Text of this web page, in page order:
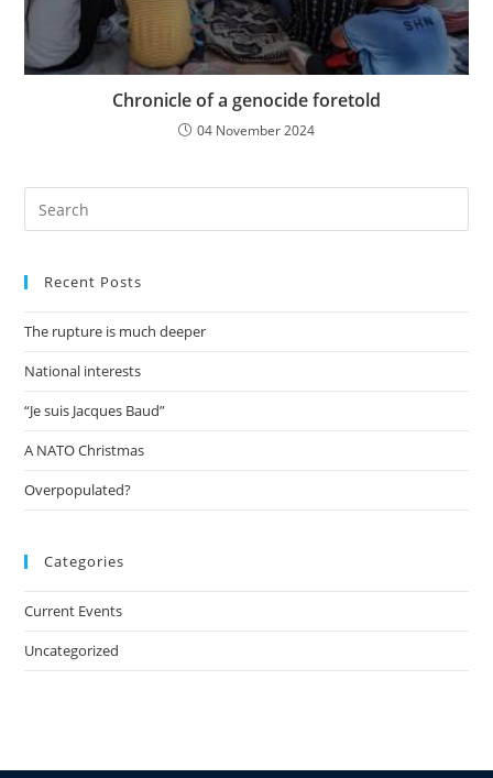
Chronicle of a genocide foretold
04 November 2024
Recent Posts
The rupture is much deeper
National interests
“Je suis Jacques Baud”
A NATO Christmas
Overpopulated?
Categories
Current Events
Uncategorized